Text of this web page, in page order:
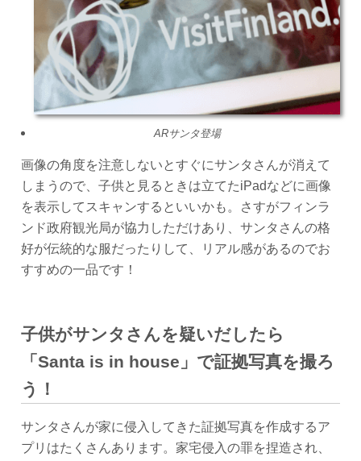
ARサンタ登場
画像の角度を注意しないとすぐにサンタさんが消えて
しまうので、子供と見るときは立てたiPadなどに画像
を表示してスキャンするといいかも。さすがフィンラ
ンド政府観光局が協力しただけあり、サンタさんの格
好が伝統的な服だったりして、リアル感があるのでお
すすめの一品です！
子供がサンタさんを疑いだしたら
「Santa is in house」で証拠写真を撮ろ
う！
サンタさんが家に侵入してきた証拠写真を作成するア
プリはたくさんあります。家宅侵入の罪を捏造され、